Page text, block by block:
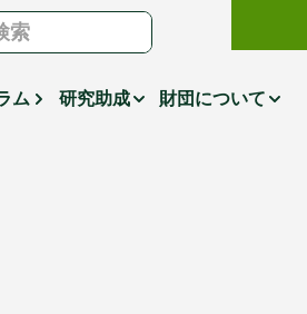
ム 研究助成 財団について